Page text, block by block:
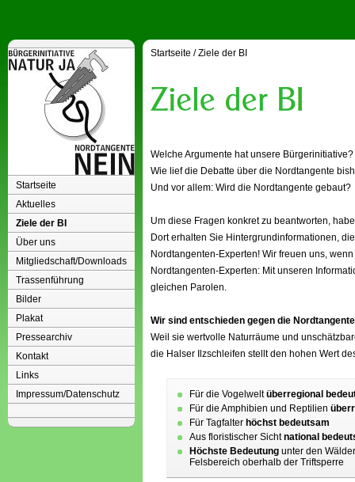
Startseite
Aktuelles
Ziele der BI
Über uns
Mitgliedschaft/Downloads
Trassenführung
Bilder
Plakat
Pressearchiv
Kontakt
Links
Impressum/Datenschutz
Startseite /Ziele der BI
Welche Argumente hat unsere Bürgerinitiative?
Wie lief die Debatte über die Nordtangente
Und vor allem: Wird die Nordtangente gebaut?
Um diese Fragen konkret zu beantworten,
Dort erhalten Sie Hintergrundinformationen,
Nordtangenten-Experten! Wir freuen uns,
Nordtangenten-Experten: Mit unseren
gleichen Parolen.
Wir sind entschieden gegen die Nordtangente
Weil sie wertvolle Naturräume und
die Halser Ilzschleifen stellt den hohen Wert
Für die Vogelweltüberregional
Für die Amphibien und Reptilien
Für Tagfalter höchst bedeutsam
Aus floristischer Sichtnational
Höchste Bedeutung unter den
Felsbereich oberhalb der Triftsperre